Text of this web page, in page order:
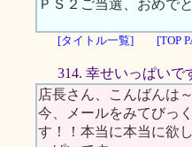
ＰＳ２ご当選、おめで
[タイトル一覧] [TOP
314. 幸せいっぱい
店長さん、こんばんは
今、メールをみてびっ
す！！本当に本当に欲